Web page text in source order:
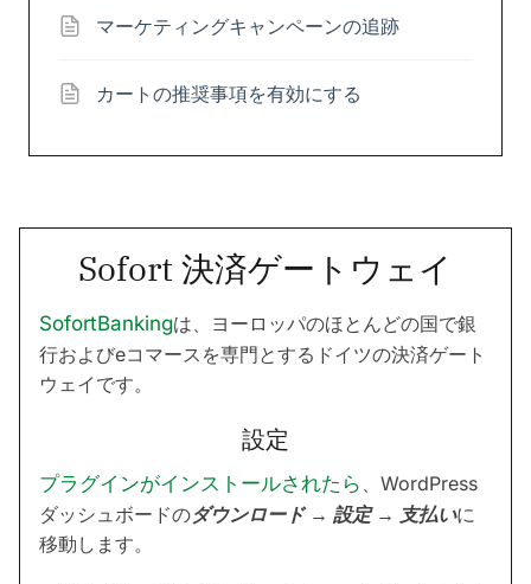
マーケティングキャンペーンの追跡
カートの推奨事項を有効にする
Sofort 決済ゲートウェイ
SofortBankingは、ヨーロッパのほとんどの国で銀
行およびeコマースを専門とするドイツの決済ゲート
ウェイです。
設定
プラグインがインストールされたら 、WordPress
ダッシュボードのダウンロード → 設定 → 支払いに
移動します。